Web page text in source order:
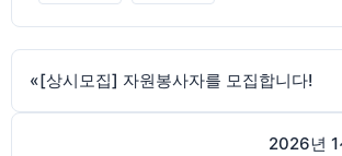
«[상시모집] 자원봉사자를 모집합니다!
2026년